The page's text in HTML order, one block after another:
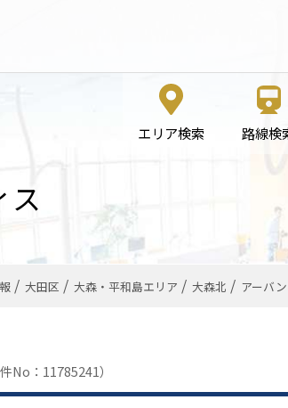
エリア検索 路線検
ス
大田区 大森・平和島エリア 大森北 アーバ
件No：11785241）